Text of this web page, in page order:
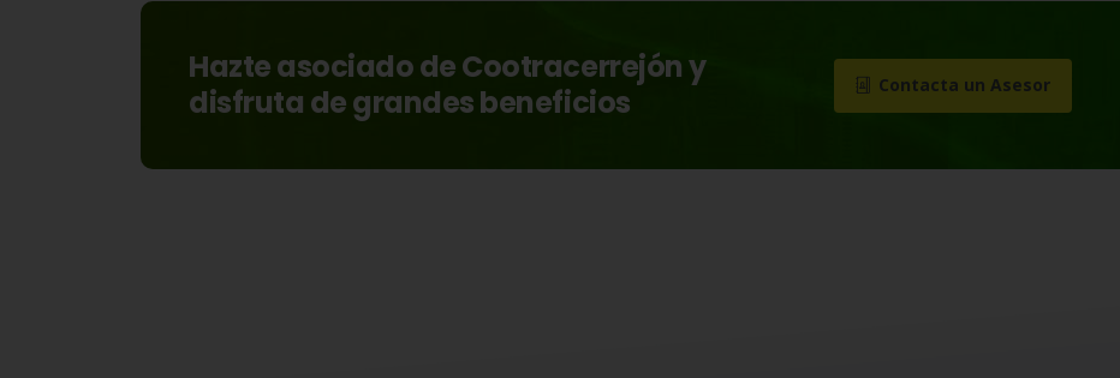
Hazte asociado de Cootracerrejón y
disfruta de grandes beneficios
Contacta un Asesor